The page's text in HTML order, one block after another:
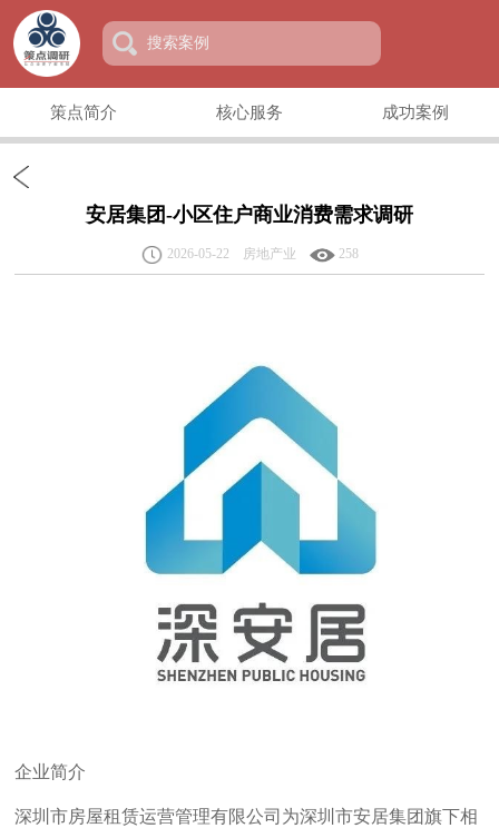
策点简介 核心服务 成功案例
安居集团-小区住户商业消费需求调研
2026-05-22 房地产业 258
企业简介
深圳市房屋租赁运营管理有限公司为深圳市安居集团旗下相